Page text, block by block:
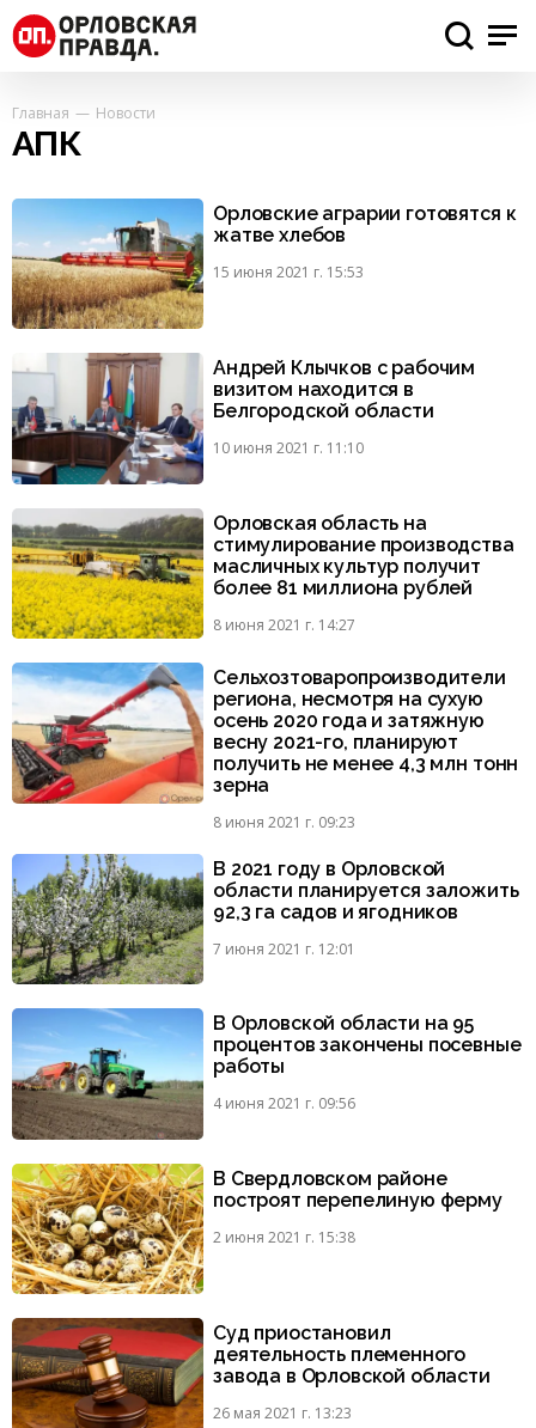
Главная Новости
АПК
Орловские аграрии готовятся к
жатве хлебов
15 июня 2021 г. 15:53
Андрей Клычков с рабочим
визитом находится в
Белгородской области
10 июня 2021 г. 11:10
Орловская область на
стимулирование производства
масличных культур получит
более 81 миллиона рублей
8 июня 2021 г. 14:27
Сельхозтоваропроизводители
региона, несмотря на сухую
осень 2020 года и затяжную
весну 2021-го, планируют
получить не менее 4,3 млн тонн
зерна
8 июня 2021 г. 09:23
В 2021 году в Орловской
области планируется заложить
92,3 га садов и ягодников
7 июня 2021 г. 12:01
В Орловской области на 95
процентов закончены посевные
работы
4 июня 2021 г. 09:56
В Свердловском районе
построят перепелиную ферму
2 июня 2021 г. 15:38
Суд приостановил
деятельность племенного
завода в Орловской области
26 мая 2021 г. 13:23